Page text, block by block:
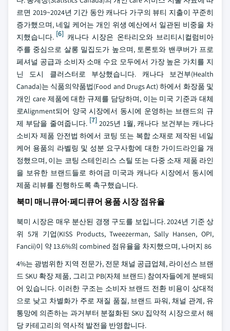
르면 2019~2024년 기간 동안 캐나다 가구의 뷰티 지출이 꾸준히
증가했으며, 네일 케어는 개인 위생 예산에서 일관된 비중을 차
지했습니다. [6] 캐나다 시장은 온타리오와 브리티시컬럼비아
주를 중심으로 살롱 밀집도가 높으며, 토론토와 밴쿠버가 프로
페셔널 공급과 소비자 소매 수요 모두에서 가장 높은 가치를 지
닌 도시 클러스터로 부상했습니다. 캐나다 보건부(Health
Canada)는 식품의약품법(Food and Drugs Act) 하에서 화장품 및
개인 care 제품에 대한 규제를 담당하며, 이는 미국 기준과 대체
로Alignment되어 양국 시장에서 동시에 운영하는 브랜드의 규
제 부담을 줄여줍니다. [7]2025년 1월, 캐나다 보건부는 캐나다
소비자 제품 안전법 하에서 코팅 또는 복합 소재로 제작된 네일
케어 용품의 라벨링 및 성분 요구사항에 대한 가이드라인을 개
정했으며, 이는 코팅 스테인리스 스틸 또는 다중 소재 제품 라인
을 보유한 브랜드들로 하여금 미국과 캐나다 시장에서 동시에
제품 리뷰를 진행하도록 촉구했습니다.
북미 매니큐어·페디큐어 용품 시장 점유율
북미 시장은 매우 분산된 경쟁 구도를 보입니다. 2024년 기준 상
위 5개 기업(KISS Products, Tweezerman, Sally Hansen, OPI,
Fancii)이 약 13.6%의 combined 점유율을 차지했으며, 나머지 86
4%는 광범위한 지역 전문가, 전문 채널 공급업체, 라이선스 브랜
드 SKU 확장 제품, 그리고 PB(자체 브랜드) 참여자들에게 분배되
어 있습니다. 이러한 구조는 소비자 브랜드 전환 비용이 상대적
으로 낮고 차별화가 주로 재질 품질, 브랜드 파워, 채널 관계, 유
통망에 의존하는 과거부터 분절화된 SKU 집약적 시장으로서 해
당 카테고리의 역사적 발전을 반영합니다.